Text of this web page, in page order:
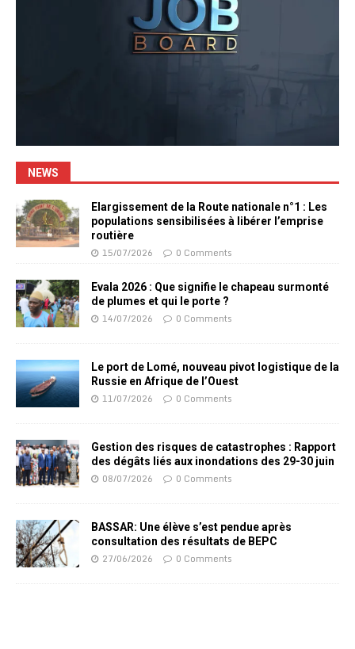
NEWS
Elargissement de la Route nationale n°1 : Les
populations sensibilisées à libérer l’emprise
routière
15/07/2026 0 Comments
Evala 2026 : Que signifie le chapeau surmonté
de plumes et qui le porte ?
14/07/2026 0 Comments
Le port de Lomé, nouveau pivot logistique de la
Russie en Afrique de l’Ouest
11/07/2026 0 Comments
Gestion des risques de catastrophes : Rapport
des dégâts liés aux inondations des 29-30 juin
08/07/2026 0 Comments
BASSAR: Une élève s’est pendue après
consultation des résultats de BEPC
27/06/2026 0 Comments